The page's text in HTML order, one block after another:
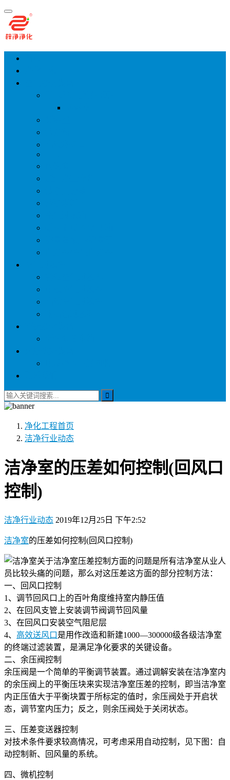
净化工程首页
洁净行业动态
洁净室的压差如何控制(回风口
控制)
洁净行业动态 2019年12月25日 下午2:52
洁净室的压差如何控制(回风口控制)
关于洁净室压差控制方面的问题是所有洁净室从业人
员比较头痛的问题，那么对这压差这方面的部分控制方法：
一、回风口控制
1、调节回风口上的百叶角度维持室内静压值
2、在回风支管上安装调节阀调节回风量
3、在回风口安装空气阻尼层
4、 高效送风口 是用作改造和新建1000—300000级各级洁净室
的终端过滤装置，是满足净化要求的关键设备。
二、余压阀控制
余压阀是一个简单的平衡调节装置。通过调解安装在洁净室内
的余压阀上的平衡压块来实现洁净室压差的控制，即当洁净室
内正压值大于平衡块置于所标定的值时，余压阀处于开启状
态，调节室内压力；反之，则余压阀处于关闭状态。
三、压差变送器控制
对技术条件要求较高情况，可考虑采用自动控制，见下图：自
动控制新、回风量的系统。
四、微机控制